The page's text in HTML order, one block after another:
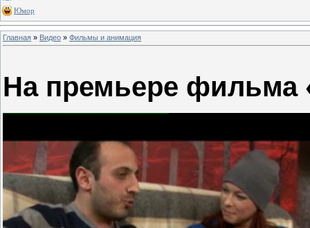
Юмор
Главная » Видео » Фильмы и анимация
На премьере фильма